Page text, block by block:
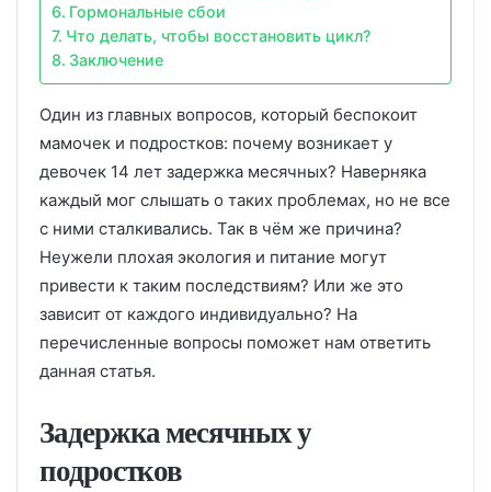
Гормональные сбои
Что делать, чтобы восстановить цикл?
Заключение
Один из главных вопросов, который беспокоит
мамочек и подростков: почему возникает у
девочек 14 лет задержка месячных? Наверняка
каждый мог слышать о таких проблемах, но не все
с ними сталкивались. Так в чём же причина?
Неужели плохая экология и питание могут
привести к таким последствиям? Или же это
зависит от каждого индивидуально? На
перечисленные вопросы поможет нам ответить
данная статья.
Задержка месячных у
подростков